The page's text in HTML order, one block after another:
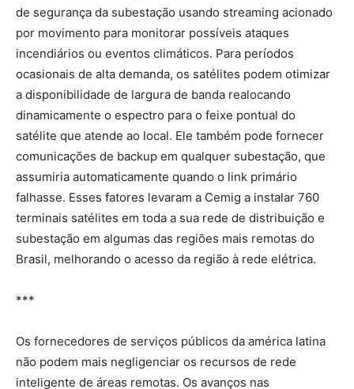
de segurança da subestação usando streaming acionado
por movimento para monitorar possíveis ataques
incendiários ou eventos climáticos. Para períodos
ocasionais de alta demanda, os satélites podem otimizar
a disponibilidade de largura de banda realocando
dinamicamente o espectro para o feixe pontual do
satélite que atende ao local. Ele também pode fornecer
comunicações de backup em qualquer subestação, que
assumiria automaticamente quando o link primário
falhasse. Esses fatores levaram a Cemig a instalar 760
terminais satélites em toda a sua rede de distribuição e
subestação em algumas das regiões mais remotas do
Brasil, melhorando o acesso da região à rede elétrica.
***
Os fornecedores de serviços públicos da américa latina
não podem mais negligenciar os recursos de rede
inteligente de áreas remotas. Os avanços nas